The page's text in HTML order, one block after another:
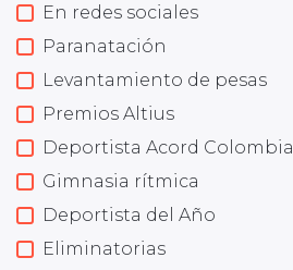
En redes sociales
Paranatación
Levantamiento de pesas
Premios Altius
Deportista Acord Colombia
Gimnasia rítmica
Deportista del Año
Eliminatorias